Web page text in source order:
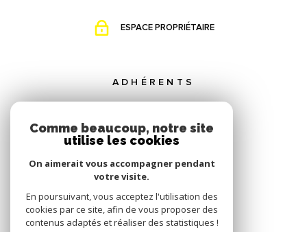
ESPACE PROPRIÉTAIRE
ADHÉRENTS
Comme beaucoup, notre site
utilise les cookies
On aimerait vous accompagner pendant
votre visite.
En poursuivant, vous acceptez l'utilisation des
cookies par ce site, afin de vous proposer des
contenus adaptés et réaliser des statistiques !